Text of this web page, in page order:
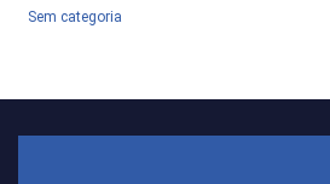
Sem categoria